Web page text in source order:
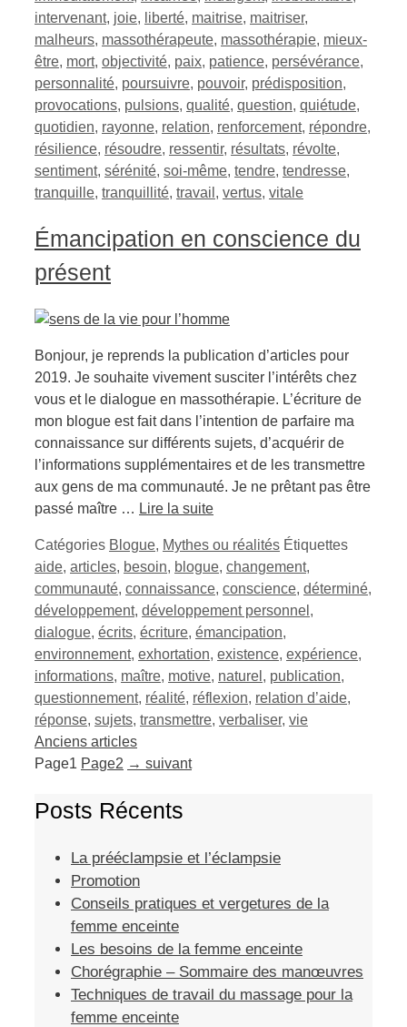
intervenant, joie, liberté, maitrise, maitriser,
malheurs, massothérapeute, massothérapie, mieux-
être, mort, objectivité, paix, patience, persévérance,
personnalité, poursuivre, pouvoir, prédisposition,
provocations, pulsions, qualité, question, quiétude,
quotidien, rayonne, relation, renforcement, répondre,
résilience, résoudre, ressentir, résultats, révolte,
sentiment, sérénité, soi-même, tendre, tendresse,
tranquille, tranquillité, travail , vertus, vitale
Émancipation en conscience du
présent
Bonjour, je reprends la publication d’articles pour
2019. Je souhaite vivement susciter l’intérêts chez
vous et le dialogue en massothérapie. L’écriture de
mon blogue est fait dans l’intention de parfaire ma
connaissance sur différents sujets, d’acquérir de
l’informations supplémentaires et de les transmettre
aux gens de ma communauté. Je ne prêtant pas être
passé maître … Lire la suite
Catégories Blogue, Mythes ou réalités Étiquettes
aide, articles, besoin, blogue, changement,
communauté, connaissance, conscience, déterminé,
développement, développement personnel ,
dialogue, écrits, écriture, émancipation,
environnement, exhortation, existence, expérience,
informations, maître, motive, naturel , publication,
questionnement, réalité, réflexion, relation d’aide,
réponse, sujets, transmettre, verbaliser, vie
Anciens articles
Page1 Page2 → suivant
Posts Récents
La prééclampsie et l’éclampsie
Promotion
Conseils pratiques et vergetures de la
femme enceinte
Les besoins de la femme enceinte
Chorégraphie – Sommaire des manœuvres
Techniques de travail du massage pour la
femme enceinte